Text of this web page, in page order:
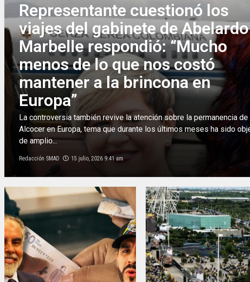
Representante cuestionó los
viajes del gabinete de
Marbelle respondió: “Mucho
menos de lo que nos costó
mantener a la brincona en
Europa”
La controversia también revive la atención sobre la permanencia de
Alcocer en Europa, tema que durante los últimos meses ha sido
de amplio...
Redacción SMAD 15 julio, 2026 9:41 am